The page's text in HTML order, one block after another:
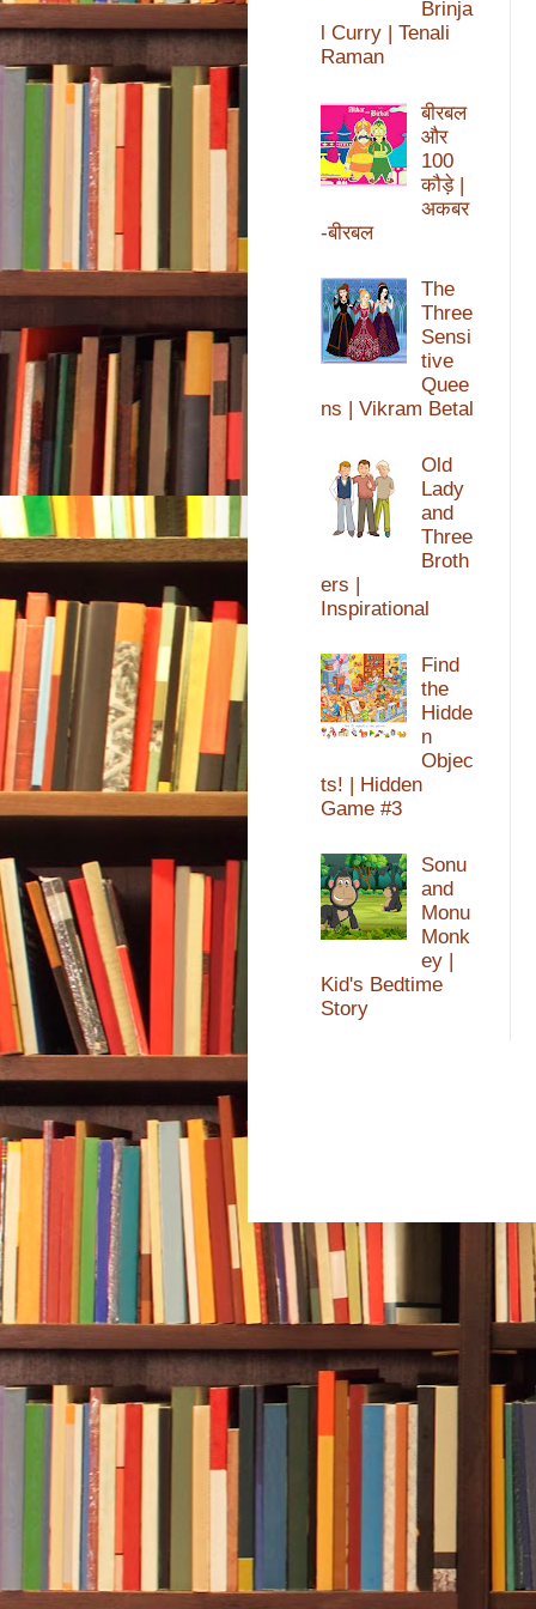
Brinja
l Curry | Tenali
Raman
बीरबल
और
100
कौड़े |
अकबर
-बीरबल
The
Three
Sensi
tive
Quee
ns | Vikram Betal
Old
Lady
and
Three
Broth
ers |
Inspirational
Find
the
Hidde
n
Objec
ts! | Hidden
Game #3
Sonu
and
Monu
Monk
ey |
Kid's Bedtime
Story